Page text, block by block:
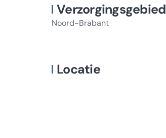
Verzorgingsgebied
Noord-Brabant
Locatie